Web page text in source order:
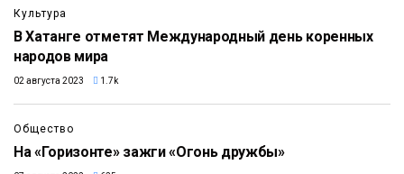
Культура
В Хатанге отметят Международный день коренных
народов мира
02 августа 2023 1.7k
Общество
На «Горизонте» зажги «Огонь дружбы»